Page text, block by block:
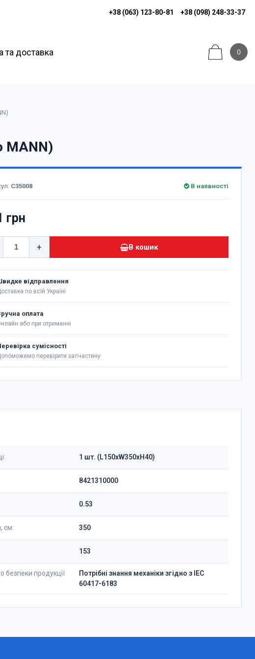
+38 (063) 123-80-81 +38 (098) 248-33-37
та доставка 0
MANN)
C35008 В наявності
грн
+ В кошик
відправлення
по всій Україні
оплата
або при отриманні
сумісності
перевірити запчастину
1 шт. (L150xW350xH40)
8421310000
0.53
см: 350
153
продукції
Потрібні знання механіки згідно з IEC
60417-6183